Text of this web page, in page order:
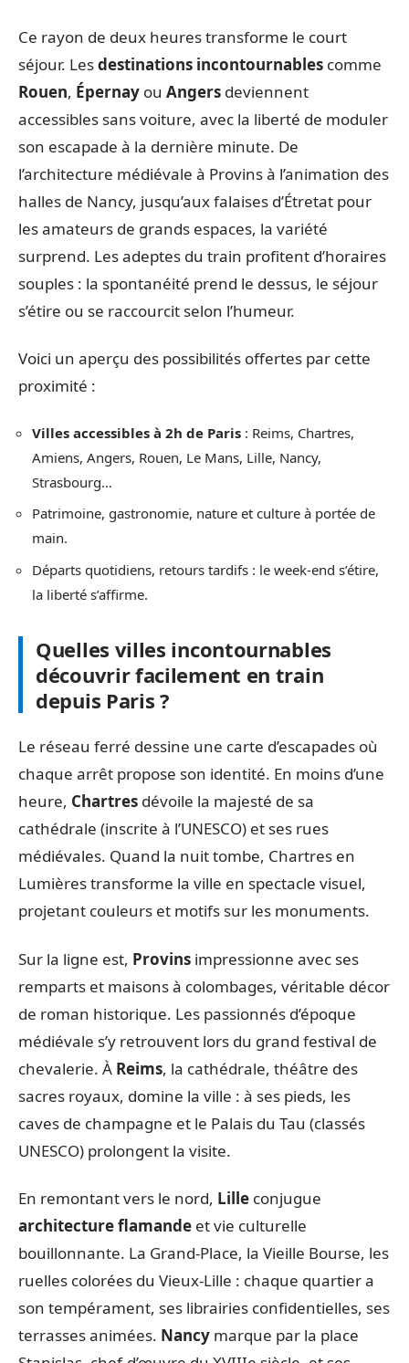
Ce rayon de deux heures transforme le court
séjour. Lesdestinations incontournables comme
Rouen, Épernay ou Angers deviennent
accessibles sans voiture, avec la liberté de moduler
son escapade à la dernière minute. De
l’architecture médiévale à Provins à l’animation des
halles de Nancy, jusqu’aux falaises d’Étretat pour
les amateurs de grands espaces, la variété
surprend. Les adeptes du train profitent d’horaires
souples : la spontanéité prend le dessus, le séjour
s’étire ou se raccourcit selon l’humeur.
Voici un aperçu des possibilités offertes par cette
proximité :
Villes accessibles à 2h de Paris : Reims, Chartres,
Amiens, Angers, Rouen, Le Mans, Lille, Nancy,
Strasbourg…
Patrimoine, gastronomie, nature et culture à portée de
main.
Départs quotidiens, retours tardifs : le week-end s’étire,
la liberté s’affirme.
Quelles villes incontournables
découvrir facilement en train
depuis Paris ?
Le réseau ferré dessine une carte d’escapades où
chaque arrêt propose son identité. En moins d’une
heure, Chartres dévoile la majesté de sa
cathédrale (inscrite à l’UNESCO) et ses rues
médiévales. Quand la nuit tombe, Chartres en
Lumières transforme la ville en spectacle visuel,
projetant couleurs et motifs sur les monuments.
Sur la ligne est, Provins impressionne avec ses
remparts et maisons à colombages, véritable décor
de roman historique. Les passionnés d’époque
médiévale s’y retrouvent lors du grand festival de
chevalerie. À Reims, la cathédrale, théâtre des
sacres royaux, domine la ville : à ses pieds, les
caves de champagne et le Palais du Tau (classés
UNESCO) prolongent la visite.
En remontant vers le nord, Lille conjugue
architecture flamande et vie culturelle
bouillonnante. La Grand-Place, la Vieille Bourse, les
ruelles colorées du Vieux-Lille : chaque quartier a
son tempérament, ses librairies confidentielles, ses
terrasses animées. Nancy marque par la place